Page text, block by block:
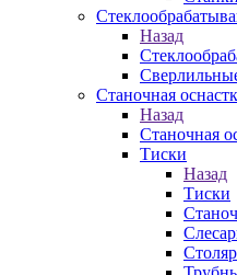
Назад
Станочная
Назад
Станочная
Тиски
Назад
Тиски